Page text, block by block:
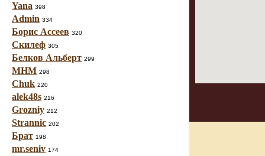
Yana 398
Admin 334
Борис Ассеев 320
Скилеф 305
Белков Альберт 299
МНМ 298
Chuk 220
alek48s 216
Grozniy 212
Strannic 202
Брат 198
mr.seniv 174